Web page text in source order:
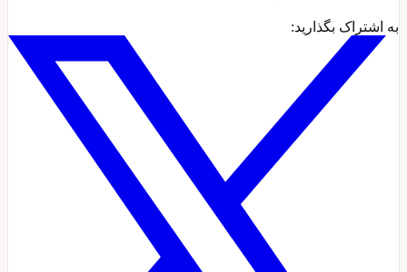
به اشتراک بگذارید: